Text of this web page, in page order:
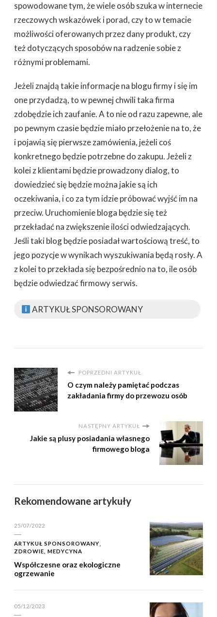
spowodowane tym, że wiele osób szuka w internecie
rzeczowych wskazówek i porad, czy to w temacie
możliwości oferowanych przez dany produkt, czy
też dotyczących sposobów na radzenie sobie z
różnymi problemami.
Jeżeli znajdą takie informacje na blogu firmy i się im
one przydadzą, to w pewnej chwili taka firma
zdobędzie ich zaufanie. A to nie od razu zapewne, ale
po pewnym czasie będzie miało przełożenie na to, że
i pojawią się pierwsze zamówienia, jeżeli coś
konkretnego będzie potrzebne do zakupu. Jeżeli z
kolei z klientami będzie prowadzony dialog, to
dowiedzieć się będzie można jakie są ich
oczekiwania, i co za tym idzie próbować wyjść im na
przeciw. Uruchomienie bloga będzie się też
przekładać na zwiększenie ilości odwiedzających.
Jeśli taki blog będzie posiadał wartościową treść, to
jego pozycje w wynikach wyszukiwania będą rosły. A
z kolei to przekłada się bezpośrednio na to, ile osób
będzie odwiedzać firmowy serwis.
ARTYKUŁ SPONSOROWANY
POPRZEDNI ARTYKUŁ
O czym należy pamiętać podczas
zakładania firmy do przewozu osób
NASTĘPNY ARTYKUŁ
Jakie są plusy posiadania własnego
firmowego bloga
Rekomendowane artykuły
25/07/2022
ARTYKUŁ SPONSOROWANY
ZDROWIE, MEDYCYNA
Współczesne oraz ekologiczne
ogrzewanie
05/12/2023